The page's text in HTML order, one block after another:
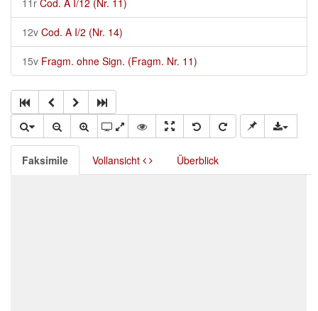
12v Cod. A I/2 (Nr. 14)
15v Fragm. ohne Sign. (Fragm. Nr. 11)
Faksimile Vollansicht Überblick